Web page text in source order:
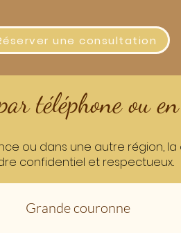
une consultation
téléphone ou
ou dans une autre région,
confidentiel et respectueux..
Grande couronne